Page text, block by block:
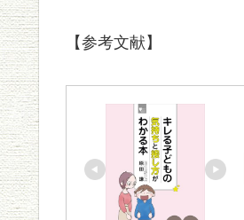
【参考文献】